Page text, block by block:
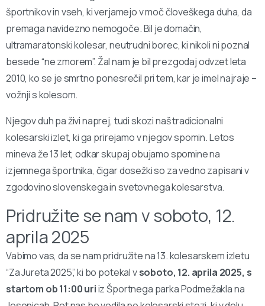
športnikov in vseh, ki verjamejo v moč človeškega duha, da
premaga navidezno nemogoče. Bil je domačin,
ultramaratonski kolesar, neutrudni borec, ki nikoli ni poznal
besede “ne zmorem”. Žal nam je bil prezgodaj odvzet leta
2010, ko se je smrtno ponesrečil pri tem, kar je imel najraje –
vožnji s kolesom.
Njegov duh pa živi naprej, tudi skozi naš tradicionalni
kolesarski izlet, ki ga prirejamo v njegov spomin. Letos
mineva že 13 let, odkar skupaj obujamo spomine na
izjemnega športnika, čigar dosežki so za vedno zapisani v
zgodovino slovenskega in svetovnega kolesarstva.
Pridružite se nam v soboto, 12.
aprila 2025
Vabimo vas, da se nam pridružite na 13. kolesarskem izletu
“Za Jureta 2025”, ki bo potekal vsoboto, 12. aprila 2025, s
startom ob 11:00 uriiz Športnega parka Podmežakla na